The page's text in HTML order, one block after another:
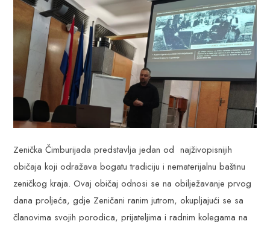
Zenička Čimburijada predstavlja jedan od najživopisnijih
običaja koji odražava bogatu tradiciju i nematerijalnu baštinu
zeničkog kraja. Ovaj običaj odnosi se na obilježavanje prvog
dana proljeća, gdje Zeničani ranim jutrom, okupljajući se sa
članovima svojih porodica, prijateljima i radnim kolegama na